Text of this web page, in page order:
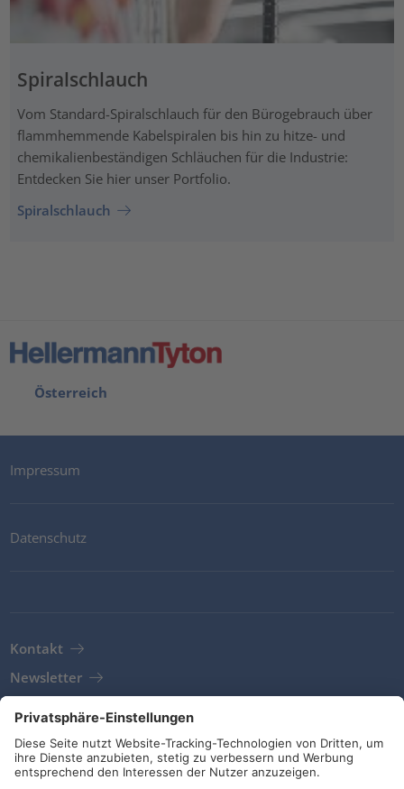
Spiralschlauch
Vom Standard-Spiralschlauch für den Bürogebrauch über
flammhemmende Kabelspiralen bis hin zu hitze- und
chemikalienbeständigen Schläuchen für die Industrie:
Entdecken Sie hier unser Portfolio.
Spiralschlauch
Österreich
Impressum
Datenschutz
Kontakt
Newsletter
AGB
Richtlinien und Bekenntnisse